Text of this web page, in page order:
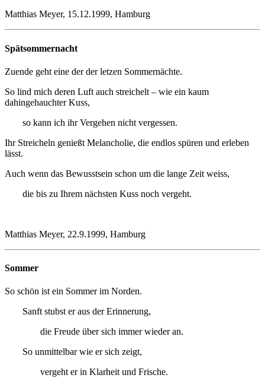
Matthias Meyer, 15.12.1999, Hamburg
Spätsommernacht
Zuende geht eine der der letzen Sommernächte.
So lind mich deren Luft auch streichelt – wie ein kaum
dahingehauchter Kuss,
so kann ich ihr Vergehen nicht vergessen.
Ihr Streicheln genießt Melancholie, die endlos spüren und erleben
lässt.
Auch wenn das Bewusstsein schon um die lange Zeit weiss,
die bis zu Ihrem nächsten Kuss noch vergeht.
Matthias Meyer, 22.9.1999, Hamburg
Sommer
So schön ist ein Sommer im Norden.
Sanft stubst er aus der Erinnerung,
die Freude über sich immer wieder an.
So unmittelbar wie er sich zeigt,
vergeht er in Klarheit und Frische.